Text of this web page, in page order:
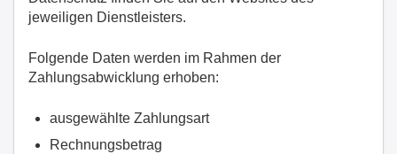
jeweiligen Dienstleisters.
Folgende Daten werden im Rahmen der
Zahlungsabwicklung erhoben:
ausgewählte Zahlungsart
Rechnungsbetrag